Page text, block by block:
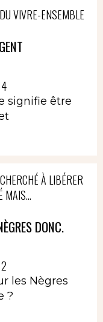
VIVRE-ENSEMBLE
signifie être
À LIBÉRER
MAIS...
DONC.
les Nègres
?